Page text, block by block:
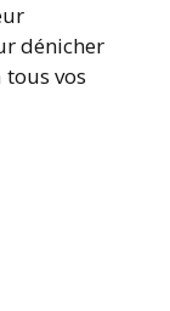
dénicher
vos